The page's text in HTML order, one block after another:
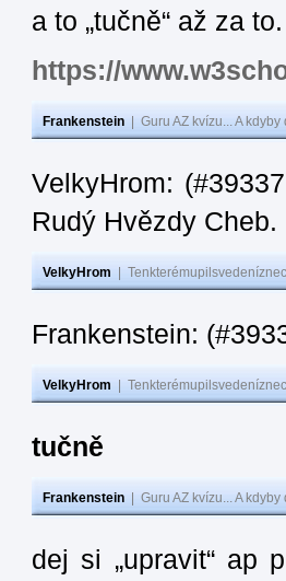
a to „tučně“ až za
https://
Frankenstein Guru AZ kvízu... A
VelkyHrom:
Rudý Hvězdy Cheb.
VelkyHrom
Frankenstein:
VelkyHrom
tučně
Frankenstein Guru AZ kvízu... A
dej si „upravit“ ap